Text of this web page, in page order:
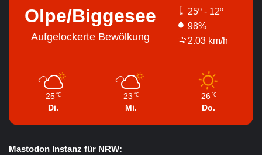
Olpe/Biggesee
Aufgelockerte Bewölkung
25º - 12º
98%
2.03 km/h
25 ℃
Di.
23 ℃
Mi.
26 ℃
Do.
Mastodon Instanz für NRW: